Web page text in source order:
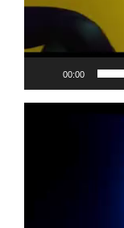
00:00
Видеоплеер